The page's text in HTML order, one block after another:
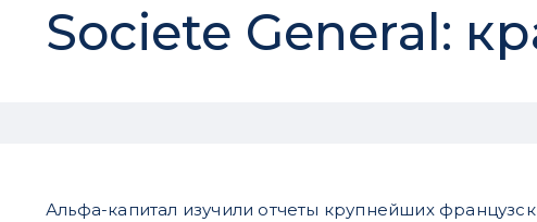
Societe General:
Альфа-капитал изучили отчеты крупнейших